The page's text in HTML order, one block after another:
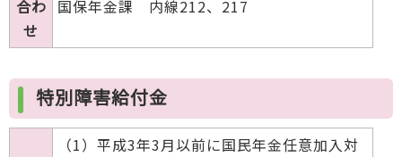
合わ
せ
国保年金課 内線212、217
特別障害給付金
（1）平成3年3月以前に国民年金任意加入対